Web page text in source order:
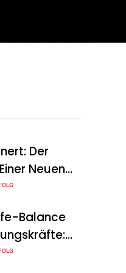
Der
Neuen
Von
Balance
Echte